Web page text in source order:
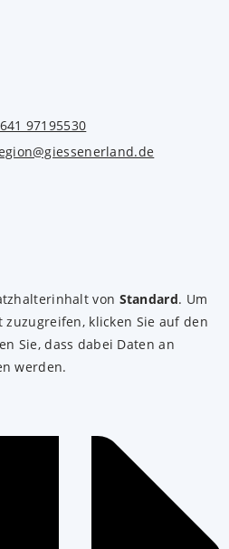
97195530
von Standard. Um
klicken Sie auf den
Sie, dass dabei Daten an
werden.